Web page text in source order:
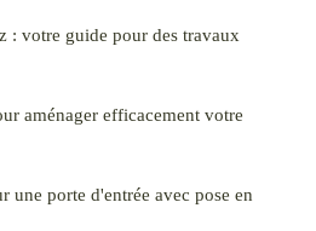
: votre guide pour des travaux
aménager efficacement votre
une porte d'entrée avec pose en